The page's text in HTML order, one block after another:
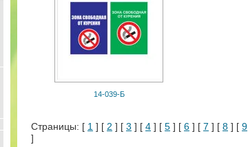
14-039-Б
Страницы: [ 1 ] [ 2 ] [ 3 ] [ 4 ] [ 5 ] [ 6 ] [ 7 ] [ 8 ] [ 9
]